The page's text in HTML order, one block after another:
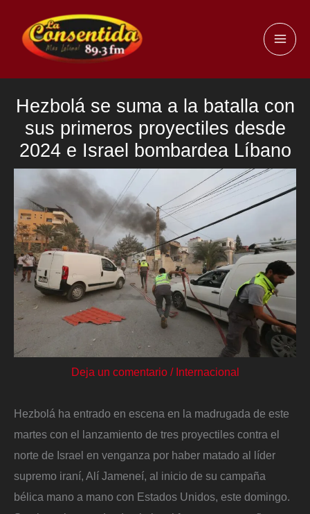
contenido
Hezbolá se suma a la batalla con
sus primeros proyectiles desde
2024 e Israel bombardea Líbano
Deja un comentario / Internacional
Hezbolá ha entrado en escena en la madrugada de este
martes con el lanzamiento de tres proyectiles contra el
norte de Israel en venganza por haber matado al líder
supremo iraní, Alí Jameneí, al inicio de su campaña
bélica mano a mano con Estados Unidos, este domingo.